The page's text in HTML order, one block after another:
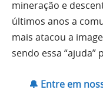
mineração e
últimos anos a
mais atacou a
sendo essa “ajuda”
🔔 Entre em